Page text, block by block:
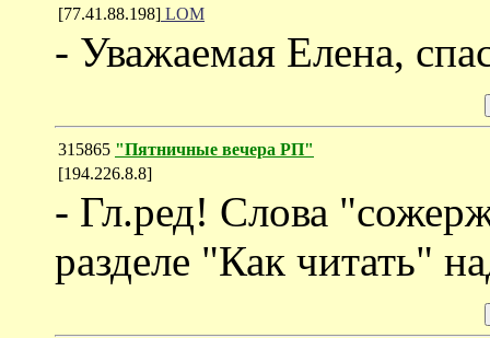
[77.41.88.198] LOM
- Уважаемая Елена,
315865 "Пятничные вечера РП"
[194.226.8.8]
- Гл.ред! Слова
разделе "Как читать"